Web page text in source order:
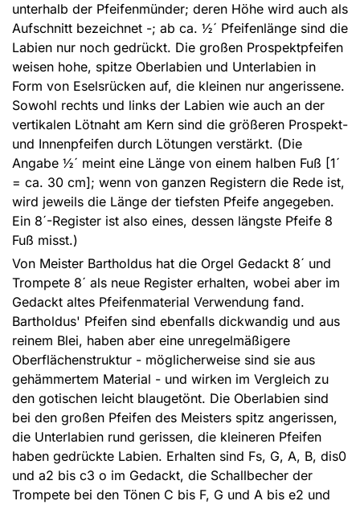
unterhalb der Pfeifenmünder; deren Höhe wird auch als
Aufschnitt bezeichnet -; ab ca. ½´ Pfeifenlänge sind die
Labien nur noch gedrückt. Die großen Prospektpfeifen
weisen hohe, spitze Oberlabien und Unterlabien in
Form von Eselsrücken auf, die kleinen nur angerissene.
Sowohl rechts und links der Labien wie auch an der
vertikalen Lötnaht am Kern sind die größeren Prospekt-
und Innenpfeifen durch Lötungen verstärkt. (Die
Angabe ½´ meint eine Länge von einem halben Fuß [1´
= ca. 30 cm]; wenn von ganzen Registern die Rede ist,
wird jeweils die Länge der tiefsten Pfeife angegeben.
Ein 8´-Register ist also eines, dessen längste Pfeife 8
Fuß misst.)
Von Meister Bartholdus hat die Orgel Gedackt 8´ und
Trompete 8´ als neue Register erhalten, wobei aber im
Gedackt altes Pfeifenmaterial Verwendung fand.
Bartholdus' Pfeifen sind ebenfalls dickwandig und aus
reinem Blei, haben aber eine unregelmäßigere
Oberflächenstruktur - möglicherweise sind sie aus
gehämmertem Material - und wirken im Vergleich zu
den gotischen leicht blaugetönt. Die Oberlabien sind
bei den großen Pfeifen des Meisters spitz angerissen,
die Unterlabien rund gerissen, die kleineren Pfeifen
haben gedrückte Labien. Erhalten sind Fs, G, A, B, dis0
und a2 bis c3 o im Gedackt, die Schallbecher der
Trompete bei den Tönen C bis F, G und A bis e2 und